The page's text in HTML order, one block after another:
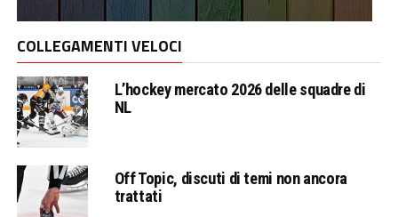
COLLEGAMENTI VELOCI
L’hockey mercato 2026 delle squadre di
NL
Off Topic, discuti di temi non ancora
trattati